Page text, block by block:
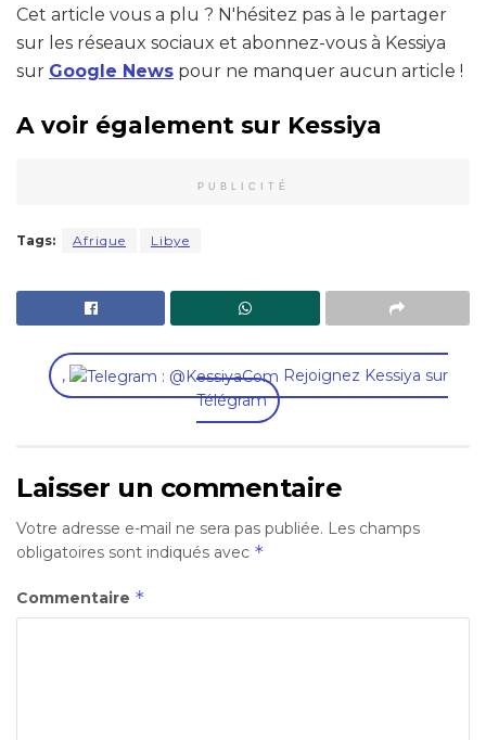
Cet article vous a plu ? N'hésitez pas à le partager
sur les réseaux sociaux et abonnez-vous à Kessiya
sur Google News pour ne manquer aucun article !
A voir également sur Kessiya
PUBLICITÉ
Tags: Afrique Libye
,
Rejoignez Kessiya sur
Télégram
Laisser un commentaire
Votre adresse e-mail ne sera pas publiée. Les champs
obligatoires sont indiqués avec *
Commentaire *